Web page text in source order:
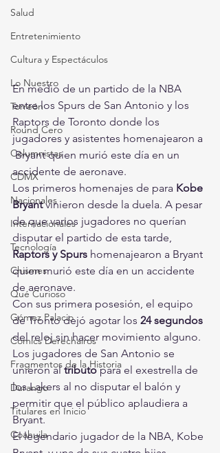
Salud
Entretenimiento
Cultura y Espectáculos
Lo Nuestro
Torreón
Round Cero
Columnistas
CDMX
Nacionales
Internacionales
Tecnología
Chismes
Qué Curioso
Gómez Palacio
Comics Derechairos
Fragmentos de la Historia
Durango
Titulares en Inicio
Coahuila
En medio de un partido de la NBA
entre los Spurs de San Antonio y los
Raptors de Toronto donde los
jugadores y asistentes homenajearon a
Bryant quien murió este día en un
accidente de aeronave.
Los primeros homenajes de para Kobe
Bryant vinieron desde la duela. A pesar
de que varios jugadores no querían
disputar el partido de esta tarde,
Raptors y Spurs homenajearon a Bryant
quien murió este día en un accidente
de aeronave.
Con sus primera posesión, el equipo
de Tronto dejó agotar los 24 segundos
del reloj sin hacer movimiento alguno.
Los jugadores de San Antonio se
unieron al tributo para el exestrella de
los Lakers al no disputar el balón y
permitir que el público aplaudiera a
Bryant.
El legendario jugador de la NBA, Kobe